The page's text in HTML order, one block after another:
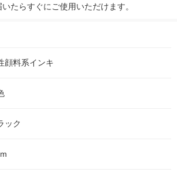
たらすぐにご使用いただけます。
顔料系インキ
ック